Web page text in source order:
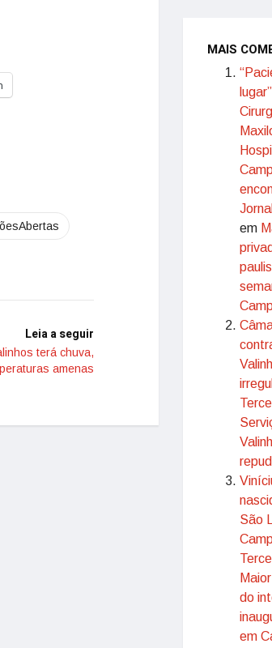
Leia a seguir
terá chuva,
amenas
MAIS
em
São
do
em